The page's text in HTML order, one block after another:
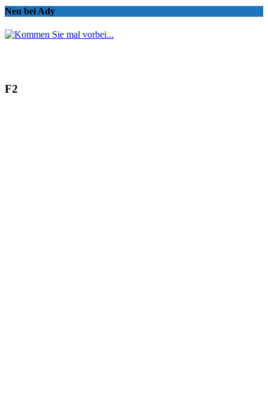
Neu bei Ady
F2